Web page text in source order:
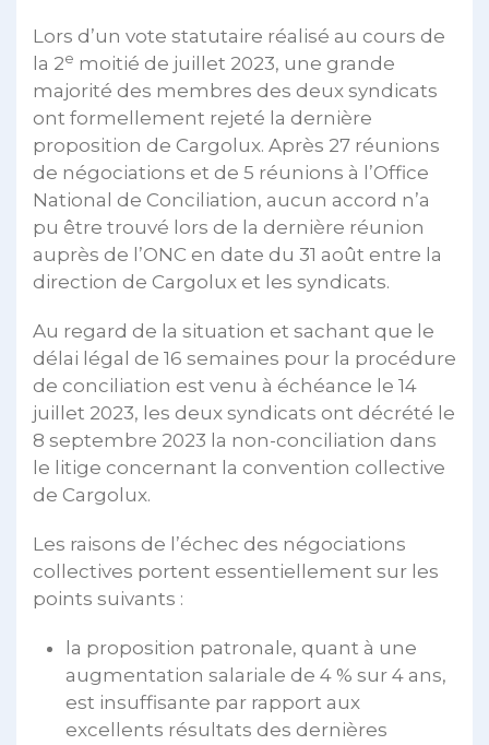
Lors d’un vote statutaire réalisé au cours de
la 2e moitié de juillet 2023, une grande
majorité des membres des deux syndicats
ont formellement rejeté la dernière
proposition de Cargolux. Après 27 réunions
de négociations et de 5 réunions à l’Office
National de Conciliation, aucun accord n’a
pu être trouvé lors de la dernière réunion
auprès de l’ONC en date du 31 août entre la
direction de Cargolux et les syndicats.
Au regard de la situation et sachant que le
délai légal de 16 semaines pour la procédure
de conciliation est venu à échéance le 14
juillet 2023, les deux syndicats ont décrété le
8 septembre 2023 la non-conciliation dans
le litige concernant la convention collective
de Cargolux.
Les raisons de l’échec des négociations
collectives portent essentiellement sur les
points suivants :
la proposition patronale, quant à une
augmentation salariale de 4 % sur 4 ans,
est insuffisante par rapport aux
excellents résultats des dernières